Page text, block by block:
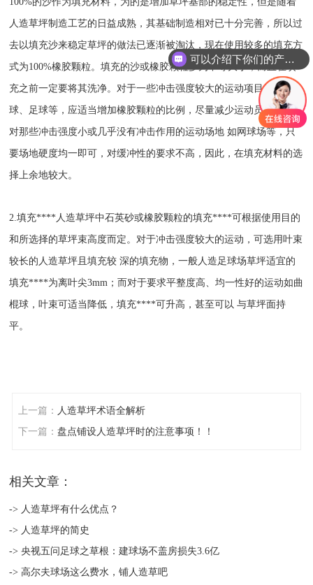
人造草坪制造工艺的日益成熟，其基础制造相对已十分完善，所以过
去以填充沙来稳定草坪的做法已逐渐被淘汰，现在使用较多的填充方
式为100%橡胶颗粒。填充的沙或橡胶颗粒多为中等大小，而且在填
充之前一定要将其洗净。对于一些冲击强度较大的运动项目如橄榄
球、足球等，应适当增加橡胶颗粒的比例，尽量减少运动员的损伤。
对那些冲击强度小或几乎没有冲击作用的运动场地 如网球场等，只
要场地硬度均一即可，对缓冲性的要求不高，因此，在填充材料的选
择上余地较大。
2.填充****人造草坪中石英砂或橡胶颗粒的填充****可根据使用目的
和所选择的草坪束高度而定。对于冲击强度较大的运动，可选用叶束
较长的人造草坪且填充较 深的填充物，一般人造足球场草坪适宜的
填充****为离叶尖3mm；而对于要求平整度高、均一性好的运动如曲
棍球，叶束可适当降低，填充****可升高，甚至可以 与草坪面持
平。
上一篇： 人造草坪术语全解析
下一篇：盘点铺设人造草坪时的注意事项！！
相关文章：
-> 人造草坪有什么优点？
-> 人造草坪的简史
-> 央视五问足球之草根：建球场不盖房损失3.6亿
-> 高尔夫球场这么费水，铺人造草吧
可以介绍下你们的产品么